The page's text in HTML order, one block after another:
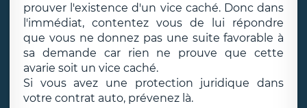
prouver l'existence d'un vice caché. Donc dans
l'immédiat, contentez vous de lui répondre
que vous ne donnez pas une suite favorable à
sa demande car rien ne prouve que cette
avarie soit un vice caché.
Si vous avez une protection juridique dans
votre contrat auto, prévenez là.